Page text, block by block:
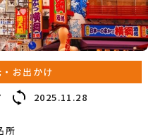
・お出かけ
2025.11.28
所